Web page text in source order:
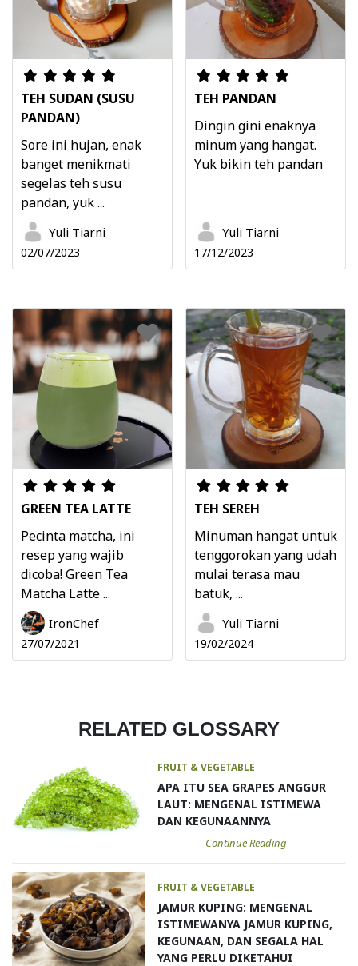
TEH SUDAN (SUSU
PANDAN)
Sore ini hujan, enak
banget menikmati
segelas teh susu
pandan, yuk ...
Yuli Tiarni
02/07/2023
TEH PANDAN
Dingin gini enaknya
minum yang hangat.
Yuk bikin teh pandan
Yuli Tiarni
17/12/2023
GREEN TEA LATTE
Pecinta matcha, ini
resep yang wajib
dicoba! Green Tea
Matcha Latte ...
IronChef
27/07/2021
TEH SEREH
Minuman hangat untuk
tenggorokan yang udah
mulai terasa mau
batuk, ...
Yuli Tiarni
19/02/2024
RELATED GLOSSARY
FRUIT & VEGETABLE
APA ITU SEA GRAPES ANGGUR
LAUT: MENGENAL ISTIMEWA
DAN KEGUNAANNYA
Continue Reading
FRUIT & VEGETABLE
JAMUR KUPING: MENGENAL
ISTIMEWANYA JAMUR KUPING,
KEGUNAAN, DAN SEGALA HAL
YANG PERLU DIKETAHUI